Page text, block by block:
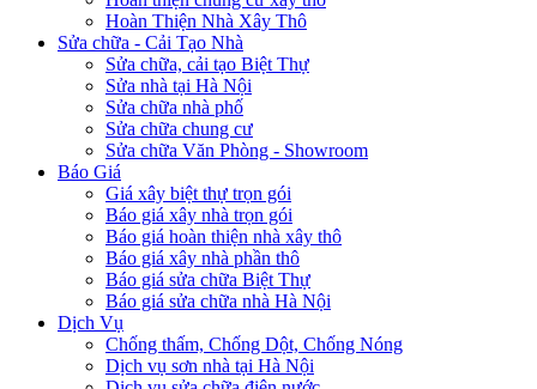
Hoàn Thiện Nhà Xây Thô
Sửa chữa - Cải Tạo Nhà
Sửa chữa, cải tạo Biệt Thự
Sửa nhà tại Hà Nội
Sửa chữa nhà phố
Sửa chữa chung cư
Sửa chữa Văn Phòng - Showroom
Báo Giá
Giá xây biệt thự trọn gói
Báo giá xây nhà trọn gói
Báo giá hoàn thiện nhà xây thô
Báo giá xây nhà phần thô
Báo giá sửa chữa Biệt Thự
Báo giá sửa chữa nhà Hà Nội
Dịch Vụ
Chống thấm, Chống Dột, Chống Nóng
Dịch vụ sơn nhà tại Hà Nội